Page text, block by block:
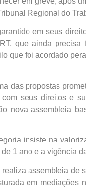
Regional do
em seus
que ainda precisa
que foi acordado
das propostas
seus direitos e
nova assembleia
insiste na
1 ano e a vigência
assembleia de
em mediações